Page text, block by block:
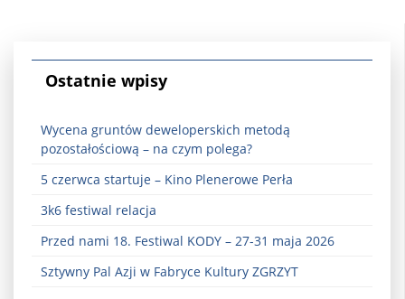
Ostatnie wpisy
Wycena gruntów deweloperskich metodą
pozostałościową – na czym polega?
5 czerwca startuje – Kino Plenerowe Perła
3k6 festiwal relacja
Przed nami 18. Festiwal KODY – 27-31 maja 2026
Sztywny Pal Azji w Fabryce Kultury ZGRZYT